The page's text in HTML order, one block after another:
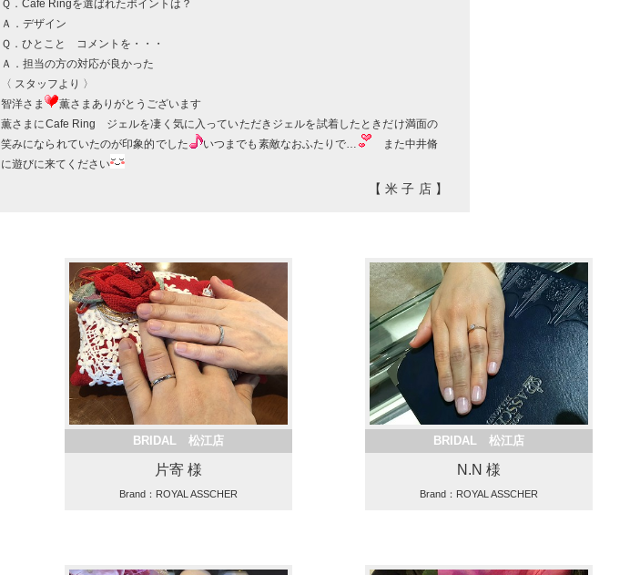
Ｑ．Cafe Ringを選ばれたポイントは？
Ａ．デザイン
Ｑ．ひとこと コメントを・・・
Ａ．担当の方の対応が良かった
〈 スタッフより 〉
智洋さま
薫さまありがとうございます
薫さまにCafe Ring ジェルを凄く気に入っていただきジェルを試着したときだけ満面の
笑みになられていたのが印象的でした
いつまでも素敵なおふたりで…
また中井脩
に遊びに来てください
【米子店】
BRIDAL 松江店
片寄 様
Brand：ROYAL ASSCHER
BRIDAL 松江店
N.N 様
Brand：ROYAL ASSCHER